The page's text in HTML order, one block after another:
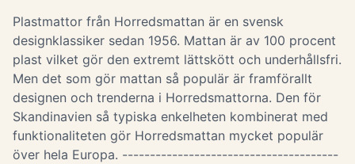
Plastmattor från Horredsmattan är en svensk
designklassiker sedan 1956. Mattan är av 100 procent
plast vilket gör den extremt lättskött och underhållsfri.
Men det som gör mattan så populär är framförallt
designen och trenderna i Horredsmattorna. Den för
Skandinavien så typiska enkelheten kombinerat med
funktionaliteten gör Horredsmattan mycket populär
över hela Europa. ---------------------------------------